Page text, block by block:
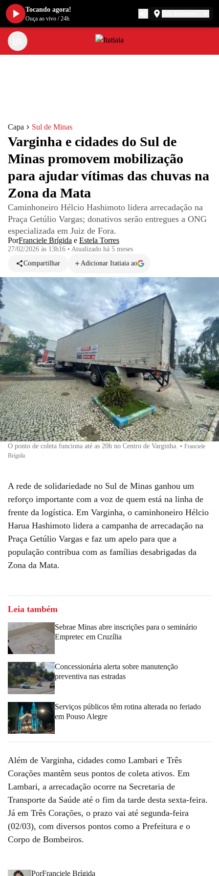
Capa Sul de Minas
Varginha e cidades do Sul de
Minas promovem mobilização
para ajudar vítimas das chuvas na
Zona da Mata
Caminhoneiro Hélcio Hashimoto lidera arrecadação na
Praça Getúlio Vargas; donativos serão entregues a ONG
especializada em Juiz de Fora.
PorFranciele Brígida e Estela Torres
27/02/2026 às 13h16 • Atualizado há 5 meses
Compartilhar
Adicionar Itatiaia ao
O ponto de coleta funciona até as 20h no Centro de Varginha. • Franciele
Brígida
A rede de solidariedade no Sul de Minas ganhou um
reforço importante com a voz de quem está na linha de
frente da logística. Em Varginha, o caminhoneiro Hélcio
Harua Hashimoto lidera a campanha de arrecadação na
Praça Getúlio Vargas e faz um apelo para que a
população contribua com as famílias desabrigadas da
Zona da Mata.
Leia também
Sebrae Minas abre inscrições para o seminário
Empretec em Cruzília
Concessionária alerta sobre manutenção
preventiva nas estradas
Serviços públicos têm rotina alterada no feriado
em Pouso Alegre
Além de Varginha, cidades como Lambari e Três
Corações mantêm seus pontos de coleta ativos. Em
Lambari, a arrecadação ocorre na Secretaria de
Transporte da Saúde até o fim da tarde desta sexta-feira.
Já em Três Corações, o prazo vai até segunda-feira
(02/03), com diversos pontos como a Prefeitura e o
Corpo de Bombeiros.
PorFranciele Brígida
Tocando agora!
Ouça ao vivo /24h